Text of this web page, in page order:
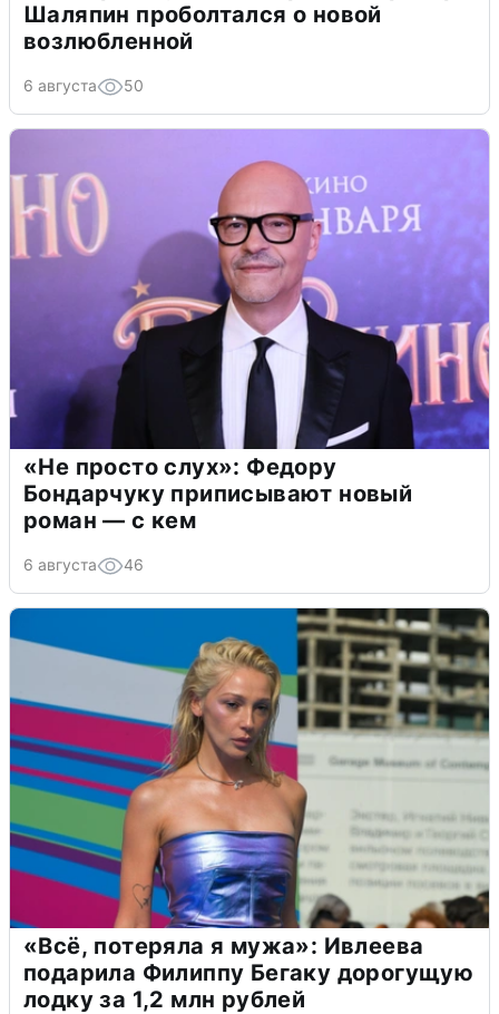
Шаляпин проболтался о новой
возлюбленной
6 августа 50
«Не просто слух»: Федору
Бондарчуку приписывают новый
роман — с кем
6 августа 46
«Всё, потеряла я мужа»: Ивлеева
подарила Филиппу Бегаку дорогущую
лодку за 1,2 млн рублей